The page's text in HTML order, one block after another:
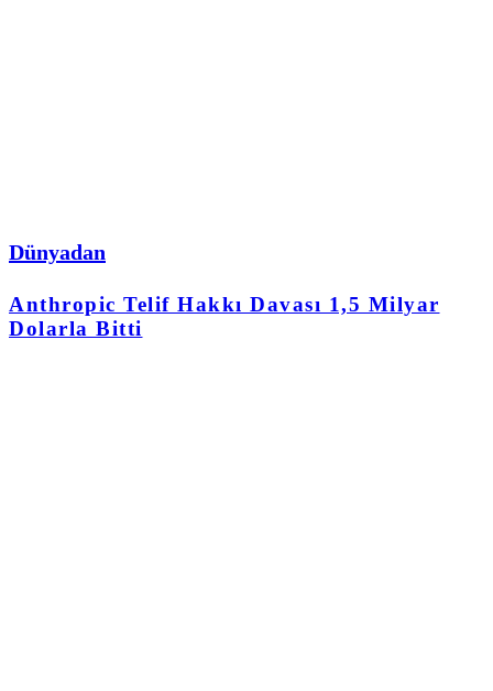
Dünyadan
Anthropic Telif Hakkı Davası 1,5 Milyar
Dolarla Bitti